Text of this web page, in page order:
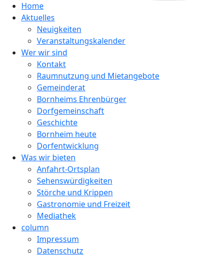
Home
Aktuelles
Neuigkeiten
Veranstaltungskalender
Wer wir sind
Kontakt
Raumnutzung und Mietangebote
Gemeinderat
Bornheims Ehrenbürger
Dorfgemeinschaft
Geschichte
Bornheim heute
Dorfentwicklung
Was wir bieten
Anfahrt-Ortsplan
Sehenswürdigkeiten
Störche und Krippen
Gastronomie und Freizeit
Mediathek
column
Impressum
Datenschutz